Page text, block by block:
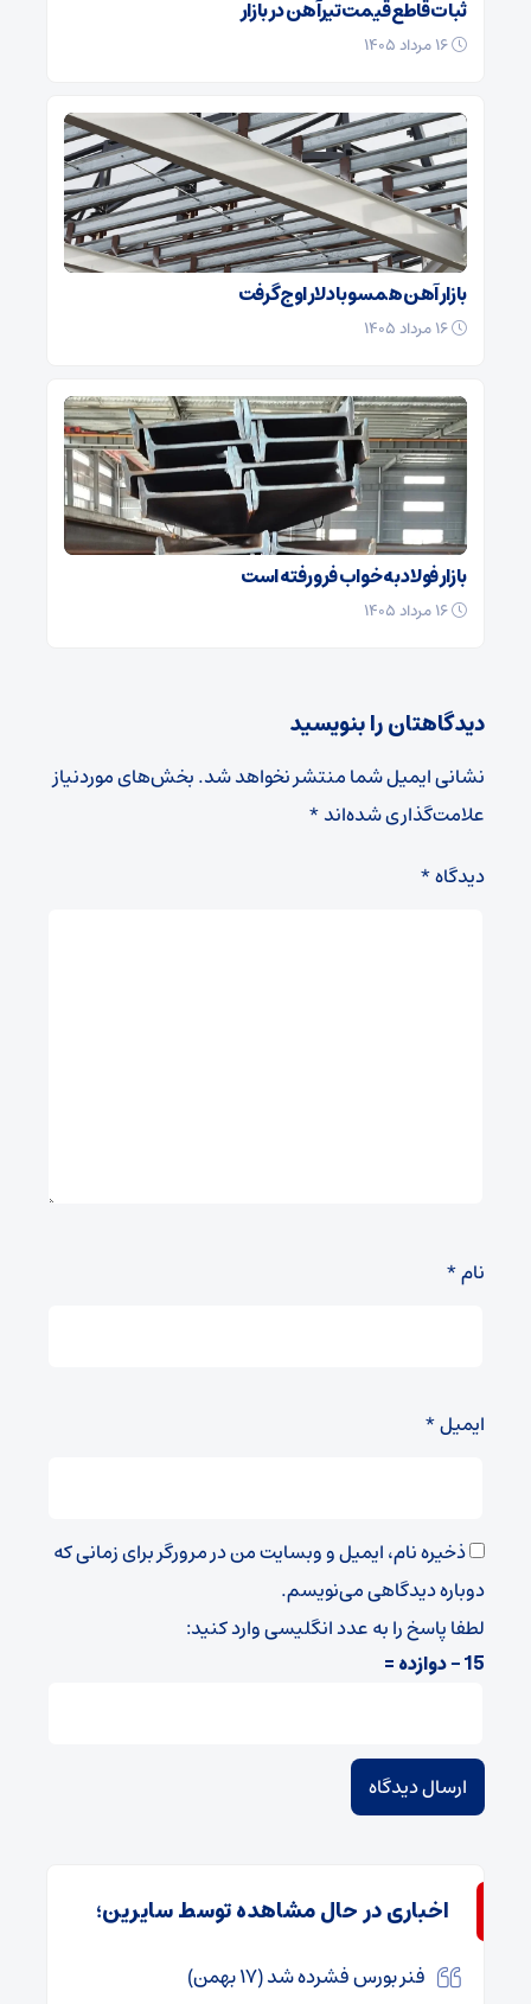
ثبات قاطع قیمت تیرآهن در بازار
بازار آهن همسو با دلار اوج گرفت
بازار فولاد به خواب فرو رفته است
دیدگاهتان را بنویسید
نشانی ایمیل شما منتشر نخواهد شد.بخش‌های موردنیاز
علامت‌گذاری شده‌اند*
دیدگاه*
نام*
ایمیل*
ذخیره نام، ایمیل و وبسایت من در مرورگر برای زمانی که
دوباره دیدگاهی می‌نویسم.
لطفا پاسخ را به عدد انگلیسی وارد کنید:
15 − دوازده =
اخباری در حال مشاهده توسط سایرین؛
فنر بورس فشرده شد (۱۷ بهمن)